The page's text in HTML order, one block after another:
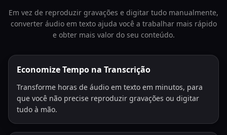
Em vez de reproduzir gravações e digitar tudo manualmente,
converter áudio em texto ajuda você a trabalhar mais rápido
e obter mais valor do seu conteúdo.
Economize Tempo na Transcrição
Transforme horas de áudio em texto em minutos, para
que você não precise reproduzir gravações ou digitar
tudo à mão.